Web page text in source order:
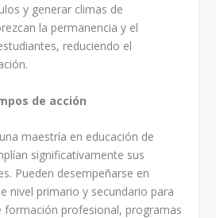
y generar climas de
la permanencia y el
reduciendo el
de acción
maestría en educación de
significativamente sus
Pueden desempeñarse en
nivel primario y secundario para
formación profesional, programas